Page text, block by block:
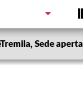
Sede